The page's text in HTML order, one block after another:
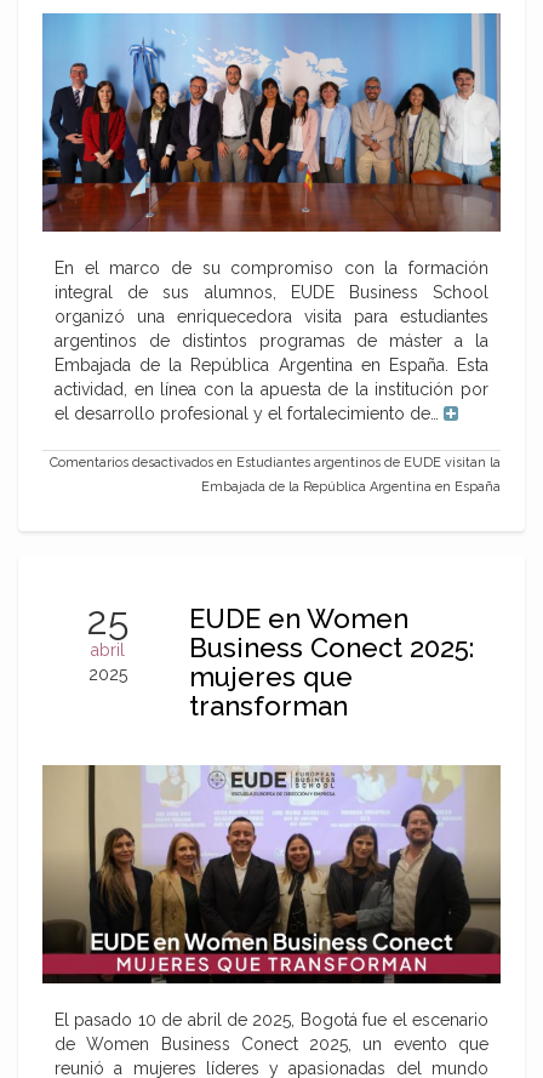
En el marco de su compromiso con la formación
integral de sus alumnos, EUDE Business School
organizó una enriquecedora visita para estudiantes
argentinos de distintos programas de máster a la
Embajada de la República Argentina en España. Esta
actividad, en línea con la apuesta de la institución por
el desarrollo profesional y el fortalecimiento de…
Comentarios desactivados en Estudiantes argentinos de EUDE visitan la
Embajada de la República Argentina en España
25
abril
2025
EUDE en Women
Business Conect 2025:
mujeres que
transforman
El pasado 10 de abril de 2025, Bogotá fue el escenario
de Women Business Conect 2025, un evento que
reunió a mujeres líderes y apasionadas del mundo